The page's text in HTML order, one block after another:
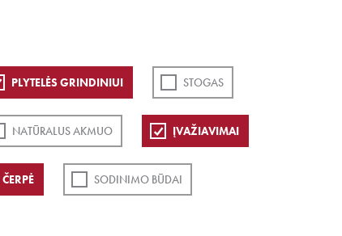
PLYTELĖS GRINDINIUI STOGAS
NATŪRALUS AKMUO ĮVAŽIAVIMAI
SODINIMO BŪDAI